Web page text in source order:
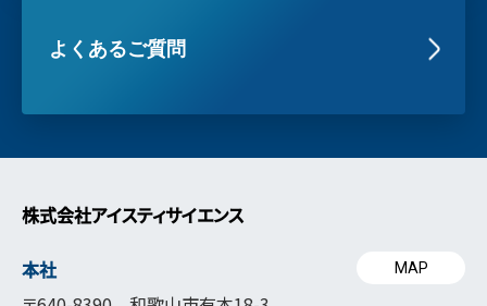
よくあるご質問
株式会社アイスティサイエンス
本社
MAP